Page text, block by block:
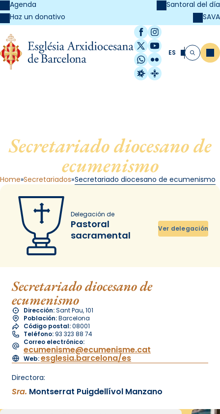
Agenda
Haz un donativo
Santoral del día
SAVA
Facebook
Instagram
X / Twitter
YouTube
WhatsApp
Flickr
Radio Estel
Catalunya
ES Buscar
Secretariado diocesano de
ecumenismo
Home Secretariados Secretariado diocesano de ecumenismo
Delegación de
Pastoral
sacramental
Ver delegación
Secretariado diocesano de
ecumenismo
Dirección:Sant Pau, 101
Población:Barcelona
Código postal:08001
Teléfono: 93 323 88 74
Correo electrónico:
ecumenisme@ecumenisme.cat
Web:esglesia.barcelona/es
Directora:
Sra. Montserrat Puigdellívol Manzano